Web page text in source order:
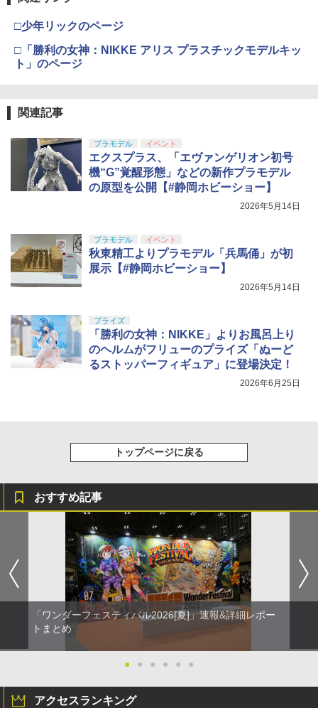
□少年リックのページ
□「勝利の女神：NIKKE アリス プラスチックモデルキッ
ト」のページ
関連記事
プラモデル イベント
エクスプラス、「エヴァンゲリオン初号
機“G”覚醒形態」などの新作プラモデル
の原型を公開【#静岡ホビーショー】
2026年5月14日
プラモデル イベント
秋東精工よりプラモデル「兵馬俑」が初
展示【#静岡ホビーショー】
2026年5月14日
プライズ
「勝利の女神：NIKKE」よりお風呂上り
のヘルムがフリューのプライズ「ぬーど
るストッパーフィギュア」に登場決定！
2026年6月25日
トップページに戻る
おすすめ記事
「ワンダーフェスティバル2026[夏]」速報&詳細レポー
トまとめ
● ● ● ● ● ●
アクセスランキング